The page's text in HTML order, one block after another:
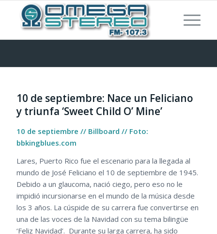
10 de septiembre: Nace un Feliciano
y triunfa ‘Sweet Child O’ Mine’
10 de septiembre // Billboard // Foto:
bbkingblues.com
Lares, Puerto Rico fue el escenario para la llegada al
mundo de José Feliciano el 10 de septiembre de 1945.
Debido a un glaucoma, nació ciego, pero eso no le
impidió incursionarse en el mundo de la música desde
los 3 años. La cúspide de su carrera fue convertirse en
una de las voces de la Navidad con su tema bilingüe
‘Feliz Navidad’. Durante su larga carrera, ha sido